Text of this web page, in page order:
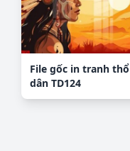
File gốc in tranh thổ
dân TD124